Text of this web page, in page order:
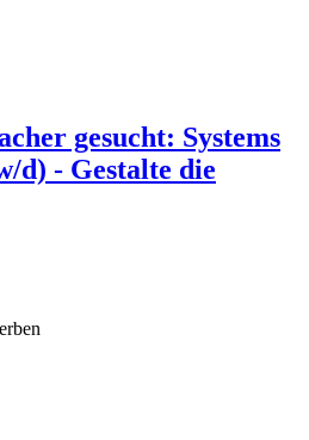
gesucht: Systems
d) - Gestalte die